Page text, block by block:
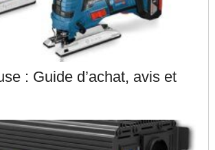
: Guide d’achat, avis et